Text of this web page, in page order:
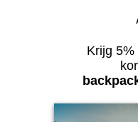
Krijg